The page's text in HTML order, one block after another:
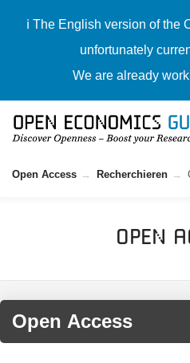
ℹ️ The English version of the
unfortunately
We are already
Open Access Recherchieren
Open